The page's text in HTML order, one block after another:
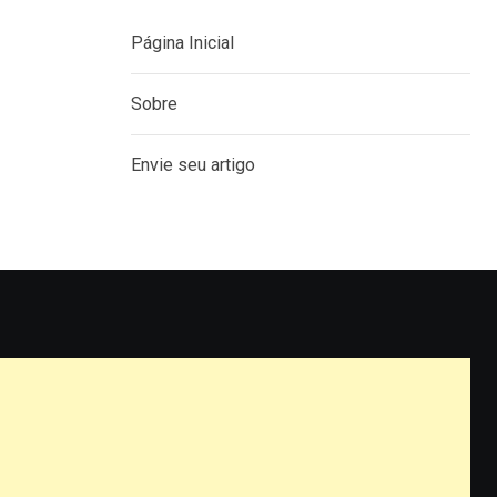
Página Inicial
Sobre
Envie seu artigo